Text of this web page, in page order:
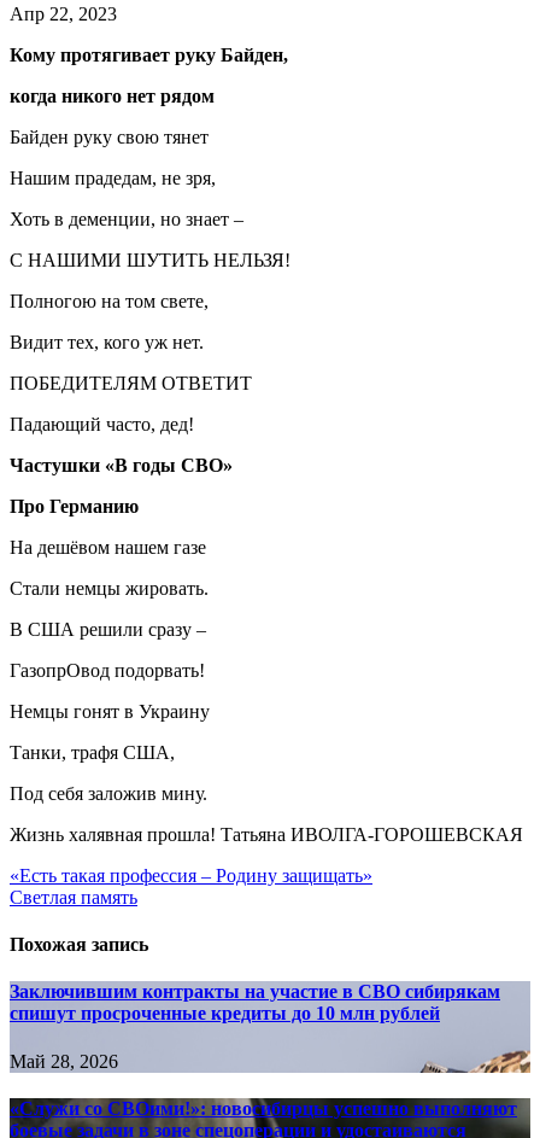
Апр 22, 2023
Кому протягивает руку Байден,
когда никого нет рядом
Байден руку свою тянет
Нашим прадедам, не зря,
Хоть в деменции, но знает –
С НАШИМИ ШУТИТЬ НЕЛЬЗЯ!
Полногою на том свете,
Видит тех, кого уж нет.
ПОБЕДИТЕЛЯМ ОТВЕТИТ
Падающий часто, дед!
Частушки «В годы СВО»
Про Германию
На дешёвом нашем газе
Стали немцы жировать.
В США решили сразу –
ГазопрОвод подорвать!
Немцы гонят в Украину
Танки, трафя США,
Под себя заложив мину.
Жизнь халявная прошла! Татьяна ИВОЛГА-ГОРОШЕВСКАЯ
Навигация
по
записям
«Есть такая профессия – Родину защищать»
Светлая память
Похожая запись
Заключившим контракты на участие в СВО сибирякам
спишут просроченные кредиты до 10 млн рублей
Май 28, 2026
«Служи со СВОими!»: новосибирцы успешно выполняют
боевые задачи в зоне спецоперации и удостаиваются